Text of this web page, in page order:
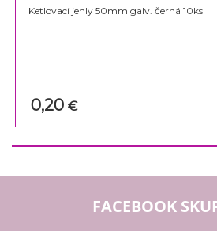
Ketlovací jehly 50mm galv. černá 10ks
0,20€
FACEBOOK